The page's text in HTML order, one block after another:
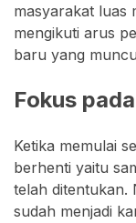
masyarakat luas
mengikuti arus
baru yang
Fokus
Ketika memulai
berhenti yaitu
telah ditentukan.
sudah menjadi